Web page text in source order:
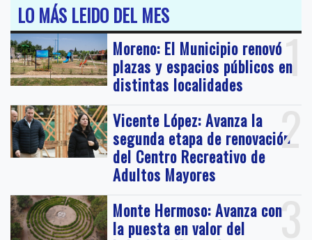
LO MÁS LEIDO DEL MES
1
Moreno: El Municipio renovó
plazas y espacios públicos en
distintas localidades
2
Vicente López: Avanza la
segunda etapa de renovación
del Centro Recreativo de
Adultos Mayores
3
Monte Hermoso: Avanza con
la puesta en valor del